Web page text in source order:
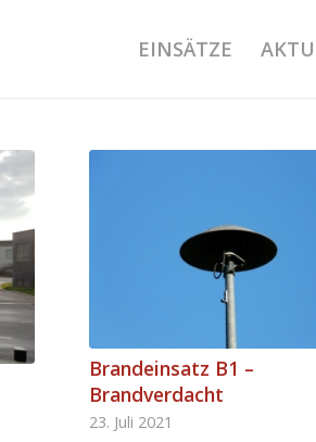
EINSÄTZE
Brandeinsatz B1 –
Brandverdacht
23. Juli 2021